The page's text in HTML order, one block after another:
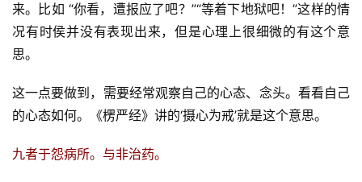
来。比如 “你看，遭报应了吧？”“等着下地狱吧！”这样的情
况有时侯并没有表现出来，但是心理上很细微的有这个意
思。
这一点要做到，需要经常观察自己的心态、念头。看看自己
的心态如何。《楞严经》讲的‘摄心为戒’就是这个意思。
九者于怨病所。与非治药。